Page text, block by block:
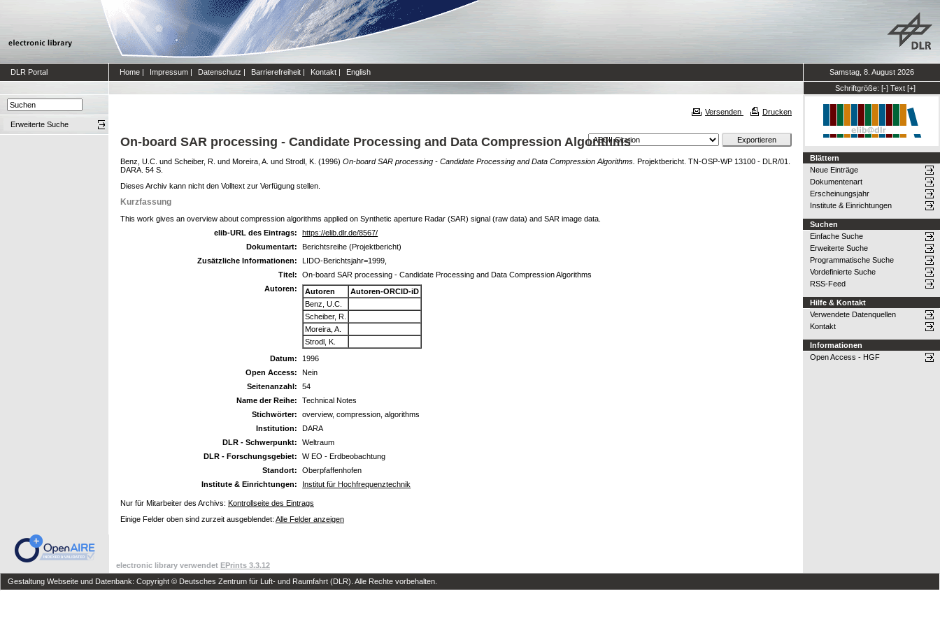
DLR Portal Home | Impressum | Datenschutz | Barrierefreiheit | Kontakt | English
Samstag, 8. August 2026
Schriftgröße: [-] Text [+]
Erweiterte Suche
Versenden Drucken
On-board SAR processing - Candidate Processing and Data Compression Algorithms
Benz, U.C. und Scheiber, R. und Moreira, A. und Strodl, K. (1996) On-board SAR processing - Candidate Processing and Data Compression Algorithms. Projektbericht. TN-OSP-WP 13100 - DLR/01.
DARA. 54 S.
Dieses Archiv kann nicht den Volltext zur Verfügung stellen.
Kurzfassung
This work gives an overview about compression algorithms applied on Synthetic aperture Radar (SAR) signal (raw data) and SAR image data.
elib-URL des Eintrags:
https://elib.dlr.de/8567/
Dokumentart:
Berichtsreihe (Projektbericht)
Zusätzliche Informationen:
LIDO-Berichtsjahr=1999,
Titel:
On-board SAR processing - Candidate Processing and Data Compression Algorithms
Autoren:
Autoren
Autoren-ORCID-iD
Benz, U.C.
Scheiber, R.
Moreira, A.
Strodl, K.
Datum:
1996
Open Access:
Nein
Seitenanzahl:
54
Name der Reihe:
Technical Notes
Stichwörter:
overview, compression, algorithms
Institution:
DARA
DLR - Schwerpunkt:
Weltraum
DLR - Forschungsgebiet:
W EO - Erdbeobachtung
Standort:
Oberpfaffenhofen
Institute & Einrichtungen:
Institut für Hochfrequenztechnik
Nur für Mitarbeiter des Archivs: Kontrollseite des Eintrags
Einige Felder oben sind zurzeit ausgeblendet: Alle Felder anzeigen
Blättern
Neue Einträge
Dokumentenart
Erscheinungsjahr
Institute & Einrichtungen
Suchen
Einfache Suche
Erweiterte Suche
Programmatische Suche
Vordefinierte Suche
RSS-Feed
Hilfe & Kontakt
Verwendete Datenquellen
Kontakt
Informationen
Open Access - HGF
electronic library verwendet EPrints 3.3.12
Gestaltung Webseite und Datenbank: Copyright © Deutsches Zentrum für Luft- und Raumfahrt (DLR). Alle Rechte vorbehalten.